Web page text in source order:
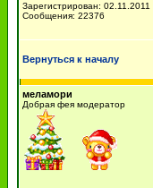
Зарегистрирован: 02.11.2011
Сообщения: 22376
Вернуться к началу
меламори
Добрая фея модератор